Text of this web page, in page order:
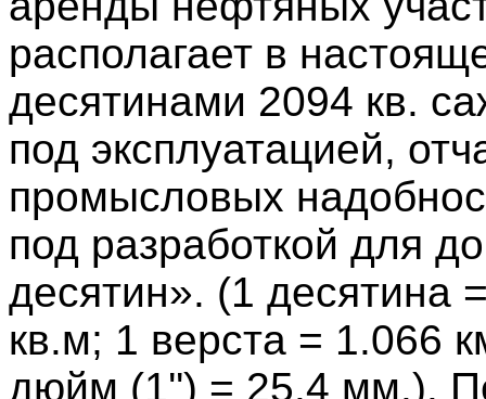
располагает в
десятинами 2094 кв.
под эксплуатацией,
промысловых
под разработкой для
десятин». (1 десятина
кв.м; 1 верста = 1.066
дюйм (1'') = 25.4 мм.).